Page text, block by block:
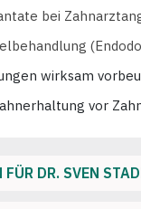
bei
wirksam
vor
in einer
DR. SVEN